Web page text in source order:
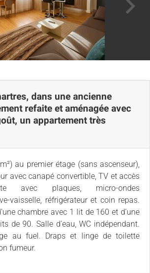
dans une ancienne
refaite et aménagée avec
un appartement très
au premier étage (sans ascenseur),
avec canapé convertible, TV et accès
avec plaques, micro-ondes
vaisselle, réfrigérateur et coin repas.
chambre avec 1 lit de 160 et d’une
de 90. Salle d’eau, WC indépendant.
au fuel. Draps et linge de toilette
fumeur.